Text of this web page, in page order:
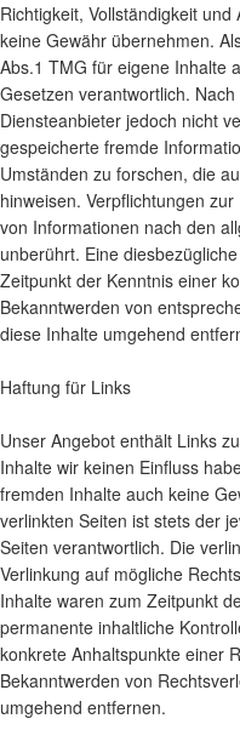
Richtigkeit, Vollständigkeit
keine Gewähr übernehmen.
Abs.1 TMG für eigene Inhalte
Gesetzen verantwortlich.
Diensteanbieter jedoch nicht
gespeicherte fremde
Umständen zu forschen, die
hinweisen. Verpflichtungen
von Informationen nach den
unberührt. Eine
Zeitpunkt der Kenntnis einer
Bekanntwerden von
diese Inhalte umgehend
Haftung für Links
Unser Angebot enthält Links
Inhalte wir keinen Einfluss
fremden Inhalte auch keine
verlinkten Seiten ist stets der
Seiten verantwortlich. Die
Verlinkung auf mögliche
Inhalte waren zum Zeitpunkt
permanente inhaltliche
konkrete Anhaltspunkte einer
Bekanntwerden von
umgehend entfernen.